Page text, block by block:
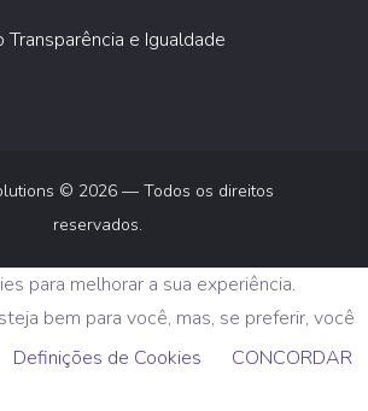
Transparência e Igualdade
© 2026 — Todos os direitos
reservados.
para melhorar a sua experiência.
bem para você, mas, se preferir, você
Definições de Cookies CONCORDAR